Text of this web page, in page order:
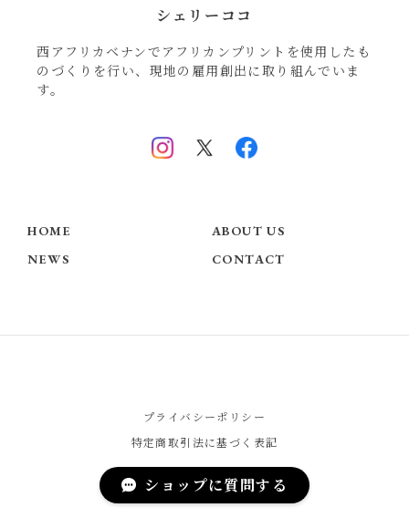
シェリーココ
西アフリカベナンでアフリカンプリントを使用したも
のづくりを行い、現地の雇用創出に取り組んでいま
す。
HOME
ABOUT US
NEWS
CONTACT
プライバシーポリシー
特定商取引法に基づく表記
ショップに質問する